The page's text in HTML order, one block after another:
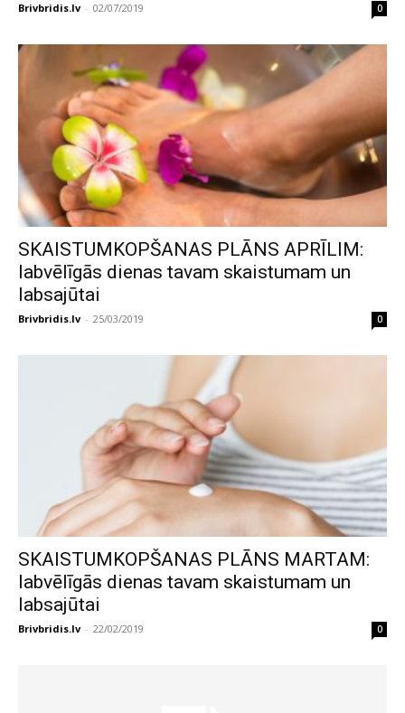
Brivbridis.lv - 02/07/2019 0
SKAISTUMKOPŠANAS PLĀNS APRĪLIM:
labvēlīgās dienas tavam skaistumam un
labsajūtai
Brivbridis.lv - 25/03/2019 0
SKAISTUMKOPŠANAS PLĀNS MARTAM:
labvēlīgās dienas tavam skaistumam un
labsajūtai
Brivbridis.lv - 22/02/2019 0